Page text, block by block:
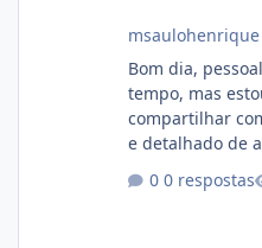
msaulohenrique
Bom dia,
tempo, mas
compartilhar
e detalhado de
conformidade
atualmente em
0 respostas